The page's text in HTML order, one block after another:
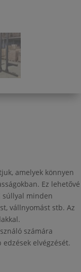
amelyek könnyen
Ez lehetővé
súllyal minden
vállnyomást stb. Az
számára
elvégzését.